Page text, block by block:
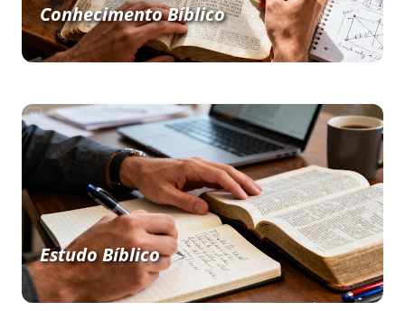
Conhecimento Bíblico
Estudo Bíblico